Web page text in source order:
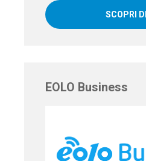
SCOPRI
EOLO Business